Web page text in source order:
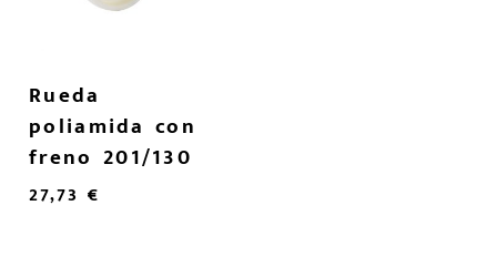
Rueda
poliamida con
freno 201/130
27,73€